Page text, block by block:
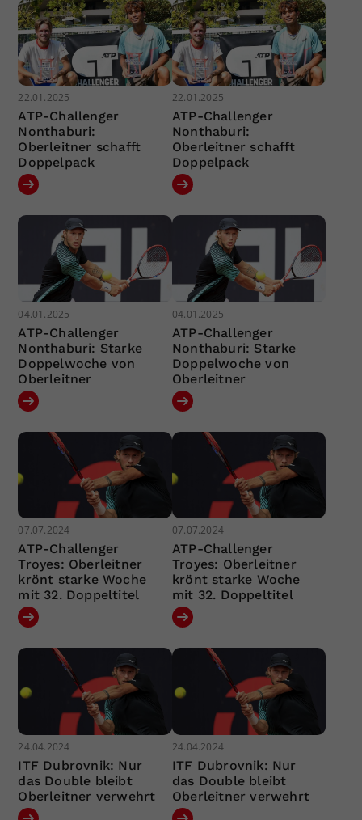
22.01.2025
ATP-Challenger
Nonthaburi:
Oberleitner schafft
Doppelpack
22.01.2025
ATP-Challenger
Nonthaburi:
Oberleitner schafft
Doppelpack
04.01.2025
ATP-Challenger
Nonthaburi: Starke
Doppelwoche von
Oberleitner
04.01.2025
ATP-Challenger
Nonthaburi: Starke
Doppelwoche von
Oberleitner
07.07.2024
ATP-Challenger
Troyes: Oberleitner
krönt starke Woche
mit 32. Doppeltitel
07.07.2024
ATP-Challenger
Troyes: Oberleitner
krönt starke Woche
mit 32. Doppeltitel
24.04.2024
ITF Dubrovnik: Nur
das Double bleibt
Oberleitner verwehrt
24.04.2024
ITF Dubrovnik: Nur
das Double bleibt
Oberleitner verwehrt